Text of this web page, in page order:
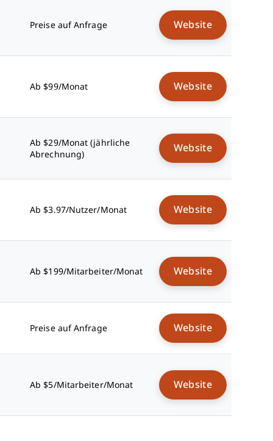
Preise auf Anfrage Website
Ab $99/Monat Website
Ab $29/Monat (jährliche
Abrechnung)
Website
Ab $3.97/Nutzer/Monat Website
Ab $199/Mitarbeiter/Monat Website
Preise auf Anfrage Website
Ab $5/Mitarbeiter/Monat Website